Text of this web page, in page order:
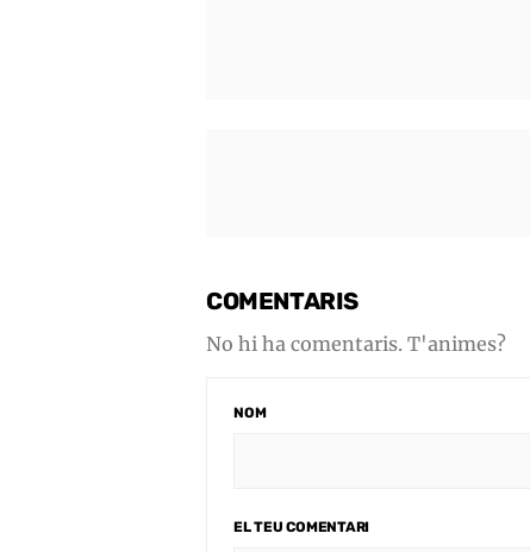
COMENTARIS
No hi ha comentaris. T'animes?
NOM
EL TEU COMENTARI